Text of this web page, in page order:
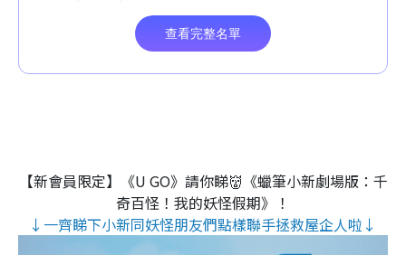
【新會員限定】《U GO》請你睇👹《蠟筆小新劇場版：千
奇百怪！我的妖怪假期》！
↓一齊睇下小新同妖怪朋友們點樣聯手拯救屋企人啦↓